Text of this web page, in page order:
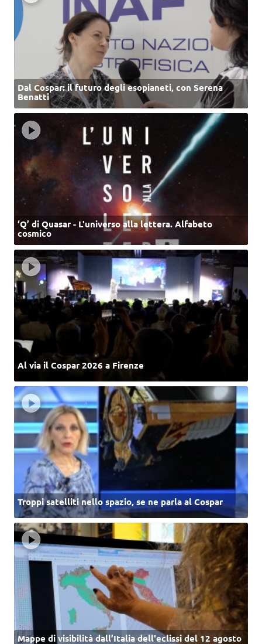
Dal Cospar: il futuro degli esopianeti, con Serena
Benatti
‘Q’ di Quasar - L'universo alla lettera. Alfabeto
cosmico
Al via il Cospar 2026 a Firenze
Troppi satelliti nello spazio, se ne parla al Cospar
Mappe di visibilità dall’Italia dell'eclissi del 12 agosto